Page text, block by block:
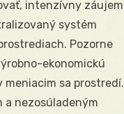
intenzívny záujem
systém
Pozorne
ekonomickú
sa prostredí.
a nezosúladeným